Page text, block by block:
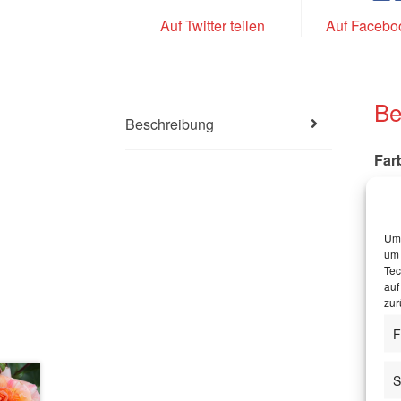
Auf Twitter teilen Auf
Beschreibung